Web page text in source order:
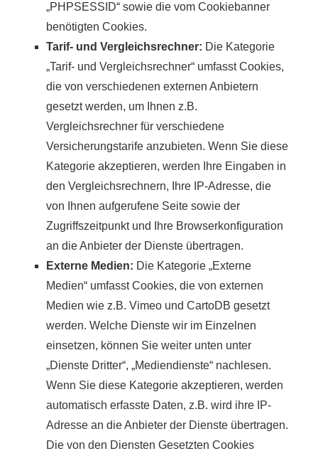
„PHPSESSID“ sowie die vom Cookiebanner
benötigten Cookies.
Tarif- und Vergleichsrechner: Die Kategorie
„Tarif- und Vergleichsrechner“ umfasst Cookies,
die von verschiedenen externen Anbietern
gesetzt werden, um Ihnen z.B.
Vergleichsrechner für verschiedene
Versicherungstarife anzubieten. Wenn Sie diese
Kategorie akzeptieren, werden Ihre Eingaben in
den Vergleichsrechnern, Ihre IP-Adresse, die
von Ihnen aufgerufene Seite sowie der
Zugriffszeitpunkt und Ihre Browserkonfiguration
an die Anbieter der Dienste übertragen.
Externe Medien: Die Kategorie „Externe
Medien“ umfasst Cookies, die von externen
Medien wie z.B. Vimeo und CartoDB gesetzt
werden. Welche Dienste wir im Einzelnen
einsetzen, können Sie weiter unten unter
„Dienste Dritter“, „Mediendienste“ nachlesen.
Wenn Sie diese Kategorie akzeptieren, werden
automatisch erfasste Daten, z.B. wird ihre IP-
Adresse an die Anbieter der Dienste übertragen.
Die von den Diensten Gesetzten Cookies